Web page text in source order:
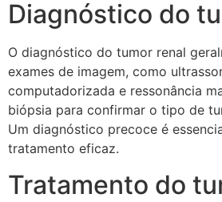
Diagnóstico do
O diagnóstico do tumor renal
exames de imagem, como
computadorizada e ressonância
biópsia para confirmar o tipo de
Um diagnóstico precoce é
tratamento eficaz.
Tratamento do